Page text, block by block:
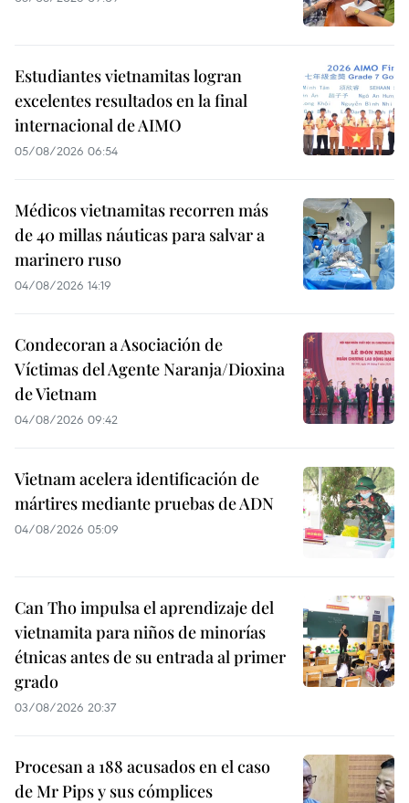
Estudiantes vietnamitas logran
excelentes resultados en la final
internacional de AIMO
05/08/2026 06:54
Médicos vietnamitas recorren más
de 40 millas náuticas para salvar a
marinero ruso
04/08/2026 14:19
Condecoran a Asociación de
Víctimas del Agente Naranja/Dioxina
de Vietnam
04/08/2026 09:42
Vietnam acelera identificación de
mártires mediante pruebas de ADN
04/08/2026 05:09
Can Tho impulsa el aprendizaje del
vietnamita para niños de minorías
étnicas antes de su entrada al primer
grado
03/08/2026 20:37
Procesan a 188 acusados en el caso
de Mr Pips y sus cómplices